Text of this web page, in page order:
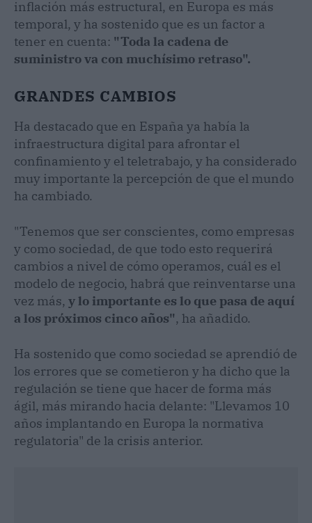
inflación más estructural, en Europa es más
temporal, y ha sostenido que es un factor a
tener en cuenta: "Toda la cadena de
suministro va con muchísimo retraso".
GRANDES CAMBIOS
Ha destacado que en España ya había la
infraestructura digital para afrontar el
confinamiento y el teletrabajo, y ha considerado
muy importante la percepción de que el mundo
ha cambiado.
"Tenemos que ser conscientes, como empresas
y como sociedad, de que todo esto requerirá
cambios a nivel de cómo operamos, cuál es el
modelo de negocio, habrá que reinventarse una
vez más, y lo importante es lo que pasa de aquí
a los próximos cinco años", ha añadido.
Ha sostenido que como sociedad se aprendió de
los errores que se cometieron y ha dicho que la
regulación se tiene que hacer de forma más
ágil, más mirando hacia delante: "Llevamos 10
años implantando en Europa la normativa
regulatoria" de la crisis anterior.